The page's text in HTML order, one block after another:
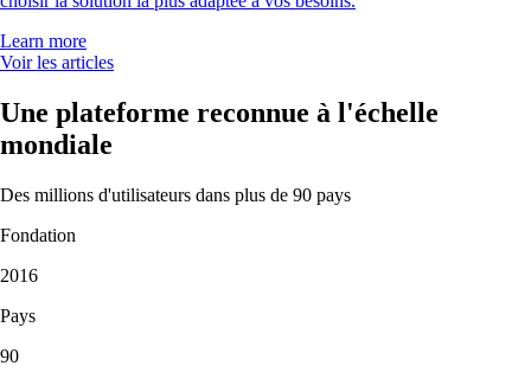
Learn more
Voir les articles
Une plateforme reconnue à l'échelle
mondiale
Des millions d'utilisateurs dans plus de 90 pays
Fondation
2016
Pays
90